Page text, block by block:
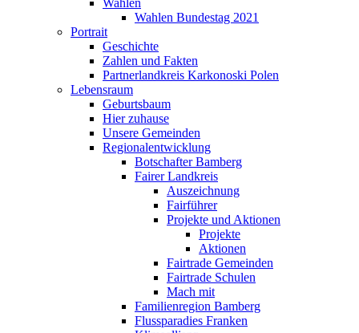
Wahlen
Wahlen Bundestag 2021
Portrait
Geschichte
Zahlen und Fakten
Partnerlandkreis Karkonoski Polen
Lebensraum
Geburtsbaum
Hier zuhause
Unsere Gemeinden
Regionalentwicklung
Botschafter Bamberg
Fairer Landkreis
Auszeichnung
Fairführer
Projekte und Aktionen
Projekte
Aktionen
Fairtrade Gemeinden
Fairtrade Schulen
Mach mit
Familienregion Bamberg
Flussparadies Franken